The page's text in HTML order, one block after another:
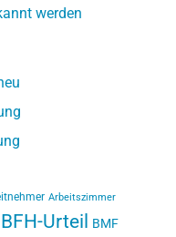
werden
Arbeitszimmer
BFH-Urteil BMF